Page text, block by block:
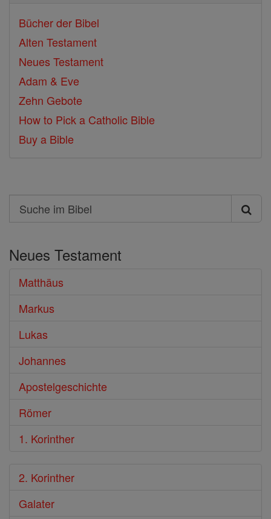
Bücher der Bibel
Alten Testament
Neues Testament
Adam & Eve
Zehn Gebote
How to Pick a Catholic Bible
Buy a Bible
Search
Suche
Bibel
Neues Testament
Matthäus
Markus
Lukas
Johannes
Apostelgeschichte
Römer
1. Korinther
2. Korinther
Galater